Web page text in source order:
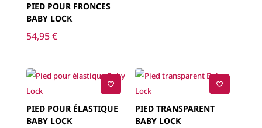
PIED POUR FRONCES
BABY LOCK
54,95€
PIED POUR ÉLASTIQUE
BABY LOCK
PIED TRANSPARENT
BABY LOCK